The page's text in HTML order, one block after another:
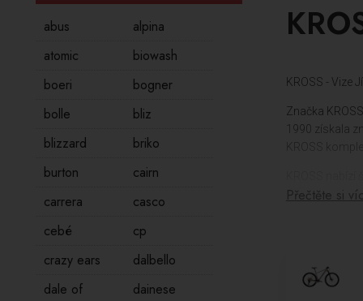
KROSS - Vize
Značka
1990 získala
jsou navrženy
Pro ty, kteří
Přečtěte si
abus
alpina
atomic
biowash
boeri
bogner
bolle
bliz
blizzard
briko
burton
cairn
carrera
casco
cebé
cp
crazy ears
dalbello
dale of
dainese